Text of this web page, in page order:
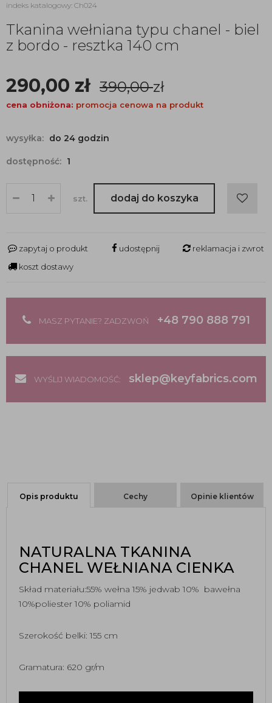
indeks katalogowy: Ch024
Tkanina wełniana typu chanel - biel
z bordo - resztka 140 cm
290,00 zł 390,00zł
cena obniżona: promocja cenowa na produkt
wysyłka: do 24 godzin
dostępność: 1
szt. dodaj do koszyka
zapytaj o produkt udostępnij
reklamacja i zwrot
koszt dostawy
MASZ PYTANIE? ZADZWOŃ +48 790 888 791
WYŚLIJ WIADOMOŚĆ: sklep@keyfabrics.com
Opis produktu Cechy Opinie klientów
NATURALNA TKANINA
CHANEL WEŁNIANA CIENKA
Skład materiału:55% wełna 15% jedwab 10% bawełna
10%poliester 10% poliamid
Szerokość belki: 155 cm
Gramatura: 620 gr/m